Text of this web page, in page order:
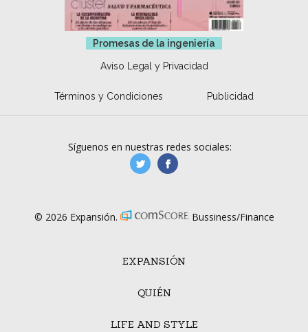
Promesas de la ingeniería
Aviso Legal y Privacidad
Términos y Condiciones Publicidad
EXPANSIÓN
QUIÉN
LIFE AND STYLE
Síguenos en nuestras redes sociales:
manufacturaGE
© 2026 Expansión. Bussiness/Finance